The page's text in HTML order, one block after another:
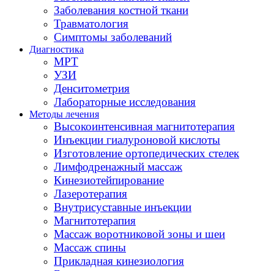
Заболевания костной ткани
Травматология
Симптомы заболеваний
Диагностика
МРТ
УЗИ
Денситометрия
Лабораторные исследования
Методы лечения
Высокоинтенсивная магнитотерапия
Инъекции гиалуроновой кислоты
Изготовление ортопедических стелек
Лимфодренажный массаж
Кинезиотейпирование
Лазеротерапия
Внутрисуставные инъекции
Магнитотерапия
Массаж воротниковой зоны и шеи
Массаж спины
Прикладная кинезиология